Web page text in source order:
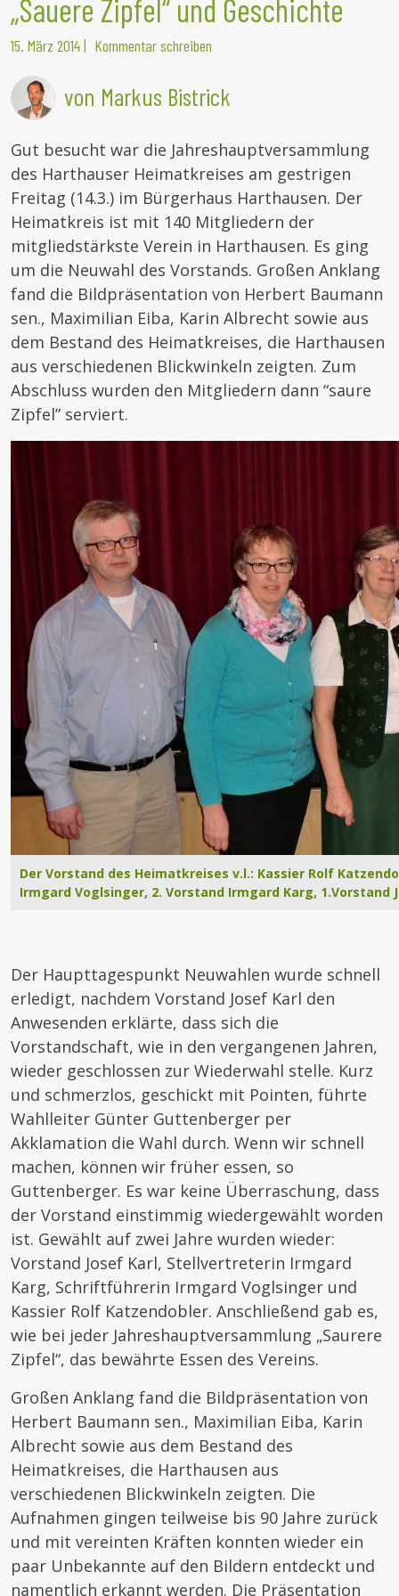
„Sauere Zipfel“ und Geschichte
15. März 2014| Kommentar schreiben
von Markus Bistrick
Gut besucht war die Jahreshauptversammlung
des Harthauser Heimatkreises am gestrigen
Freitag (14.3.) im Bürgerhaus Harthausen. Der
Heimatkreis ist mit 140 Mitgliedern der
mitgliedstärkste Verein in Harthausen. Es ging
um die Neuwahl des Vorstands. Großen Anklang
fand die Bildpräsentation von Herbert Baumann
sen., Maximilian Eiba, Karin Albrecht sowie aus
dem Bestand des Heimatkreises, die Harthausen
aus verschiedenen Blickwinkeln zeigten. Zum
Abschluss wurden den Mitgliedern dann “saure
Zipfel” serviert.
Der Vorstand des Heimatkreises v.l.: Kassier Rolf
Irmgard Voglsinger, 2. Vorstand Irmgard Karg, 1.Vorstand
Der Haupttagespunkt Neuwahlen wurde schnell
erledigt, nachdem Vorstand Josef Karl den
Anwesenden erklärte, dass sich die
Vorstandschaft, wie in den vergangenen Jahren,
wieder geschlossen zur Wiederwahl stelle. Kurz
und schmerzlos, geschickt mit Pointen, führte
Wahlleiter Günter Guttenberger per
Akklamation die Wahl durch. Wenn wir schnell
machen, können wir früher essen, so
Guttenberger. Es war keine Überraschung, dass
der Vorstand einstimmig wiedergewählt worden
ist. Gewählt auf zwei Jahre wurden wieder:
Vorstand Josef Karl, Stellvertreterin Irmgard
Karg, Schriftführerin Irmgard Voglsinger und
Kassier Rolf Katzendobler. Anschließend gab es,
wie bei jeder Jahreshauptversammlung „Saurere
Zipfel“, das bewährte Essen des Vereins.
Großen Anklang fand die Bildpräsentation von
Herbert Baumann sen., Maximilian Eiba, Karin
Albrecht sowie aus dem Bestand des
Heimatkreises, die Harthausen aus
verschiedenen Blickwinkeln zeigten. Die
Aufnahmen gingen teilweise bis 90 Jahre zurück
und mit vereinten Kräften konnten wieder ein
paar Unbekannte auf den Bildern entdeckt und
namentlich erkannt werden. Die Präsentation